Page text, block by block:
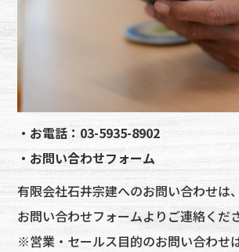
・お電話：03-5935-8902
・お問い合わせフォーム
有限会社石井宗建へのお問い合わせは
お問い合わせフォームよりご連絡くだ
※営業・セールス目的のお問い合わせ